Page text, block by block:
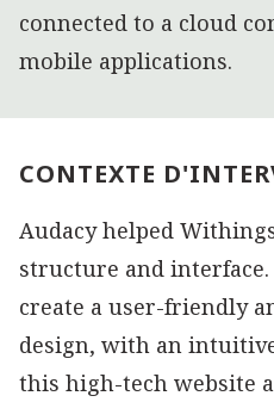
connected to a cloud
mobile applications.
CONTEXTE
Audacy helped
structure and interface.
create a user-friendly
design, with an
this high-tech website